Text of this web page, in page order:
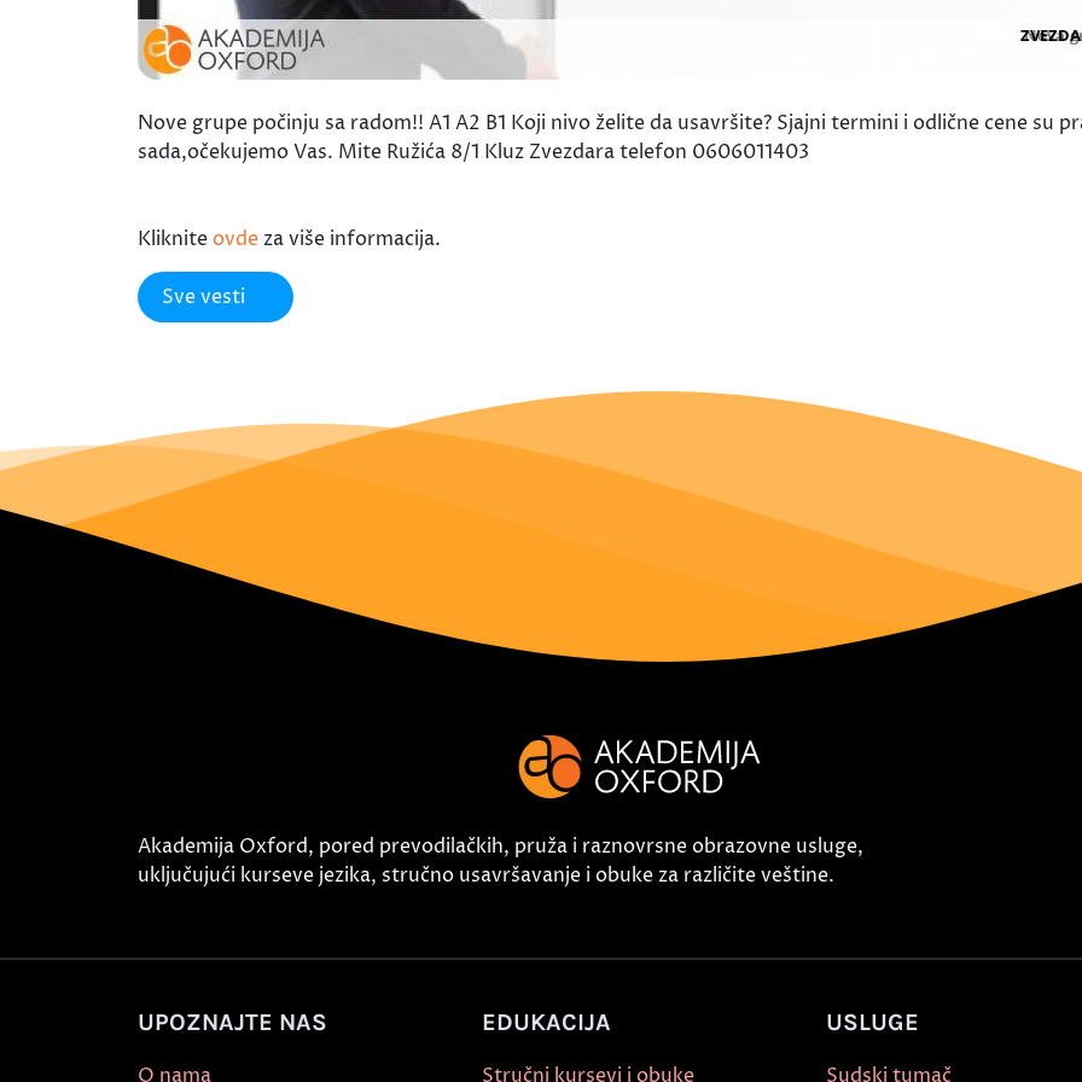
Nove grupe počinju sa radom!! A1 A2 B1 Koji nivo želite da usavršite? Sjajni termini i odlične cene su
sada,očekujemo Vas. Mite Ružića 8/1 Kluz Zvezdara telefon 0606011403
Kliknite ovde za više informacija.
Sve vesti
Akademija Oxford, pored prevodilačkih, pruža i raznovrsne obrazovne usluge,
uključujući kurseve jezika, stručno usavršavanje i obuke za različite veštine.
UPOZNAJTE NAS
O nama
EDUKACIJA
Stručni kursevi i obuke
USLUGE
Sudski tumač